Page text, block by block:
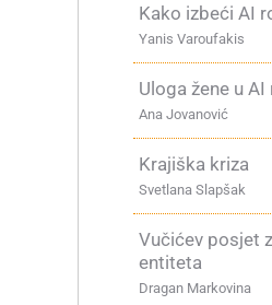
Kako izbeći AI
Yanis Varoufakis
Uloga žene u
Ana Jovanović
Krajiška kriza
Svetlana Slapšak
Vučićev posjet
entiteta
Dragan Markovina